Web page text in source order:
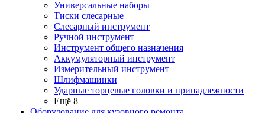
Универсальные наборы
Тиски слесарные
Слесарный инструмент
Ручной инструмент
Инструмент общего назначения
Аккумуляторный инструмент
Измерительный инструмент
Шлифмашинки
Ударные торцевые головки и принадлежности
Ещё 8